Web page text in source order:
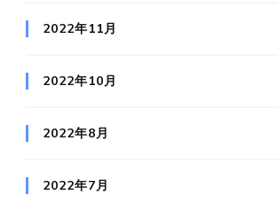
2022年11月
2022年10月
2022年8月
2022年7月